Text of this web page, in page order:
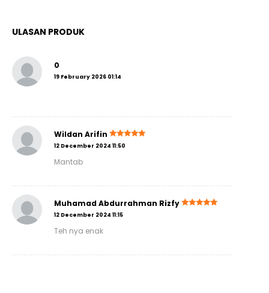
ULASAN PRODUK
0
19 February 2026 01:14
Wildan Arifin
12 December 2024 11:50
Mantab
Muhamad Abdurrahman Rizfy
12 December 2024 11:15
Teh nya enak